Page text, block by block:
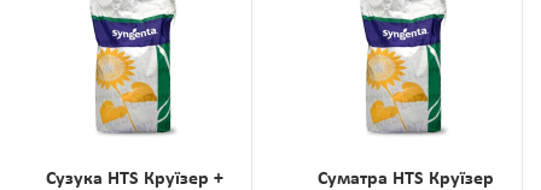
Сузука HTS Круїзер +
Суматра HTS Круїзер